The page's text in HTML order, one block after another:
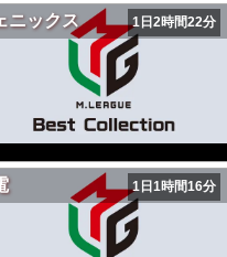
ニックス
1日2時間22分
1日1時間16分